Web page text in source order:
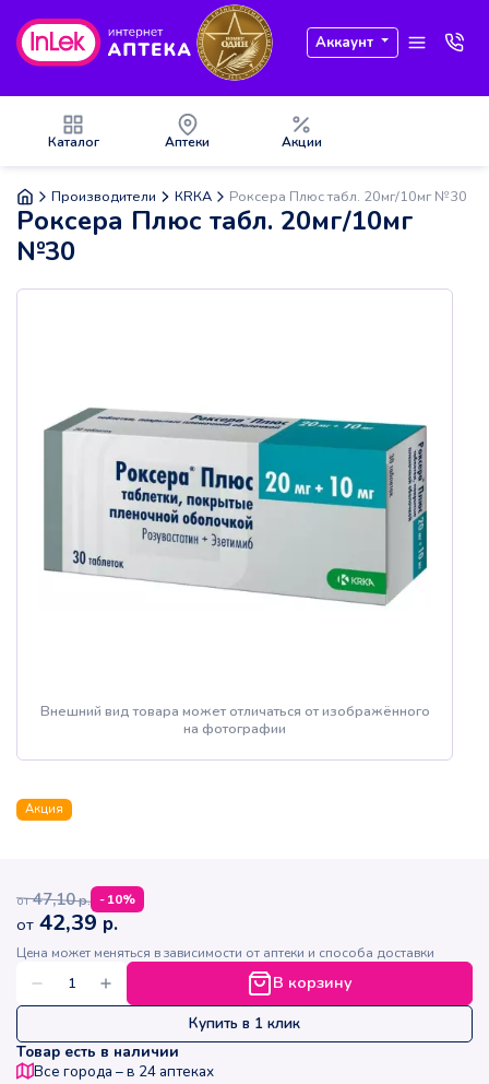
Аккаунт
Каталог Аптеки Акции
Производители КRКА Роксера Плюс табл. 20мг/10мг №30
Роксера Плюс табл. 20мг/10мг
№30
Внешний вид товара может отличаться от изображённого
на фотографии
Акция
от 47,10р. -10%
от 42,39 р.
Цена может меняться в зависимости от аптеки и способа доставки
В корзину
Купить в 1 клик
Товар есть в наличии
Все города – в 24 аптеках